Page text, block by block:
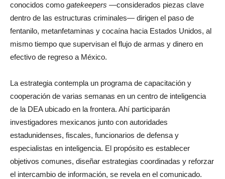
conocidos como gatekeepers —considerados piezas clave
dentro de las estructuras criminales— dirigen el paso de
fentanilo, metanfetaminas y cocaína hacia Estados Unidos, al
mismo tiempo que supervisan el flujo de armas y dinero en
efectivo de regreso a México.
La estrategia contempla un programa de capacitación y
cooperación de varias semanas en un centro de inteligencia
de la DEA ubicado en la frontera. Ahí participarán
investigadores mexicanos junto con autoridades
estadunidenses, fiscales, funcionarios de defensa y
especialistas en inteligencia. El propósito es establecer
objetivos comunes, diseñar estrategias coordinadas y reforzar
el intercambio de información, se revela en el comunicado.